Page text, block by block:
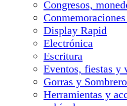
Congresos,
Display Rapid
Electrónica
Escritura
Eventos, fiestas y
Gorras y
Herramientas y